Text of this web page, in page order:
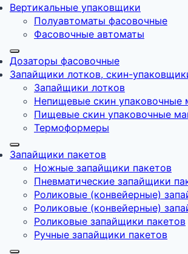
Вертикальные упаковщики
Полуавтоматы фасовочные
Фасовочные автоматы
Дозаторы фасовочные
Запайщики лотков, скин-
Запайщики лотков
Непищевые скин упаковочные
Пищевые скин упаковочные
Термоформеры
Запайщики пакетов
Ножные запайщики пакетов
Пневматические запайщики
Роликовые (конвейерные)
Роликовые (конвейерные)
Роликовые запайщики пакетов
Ручные запайщики пакетов